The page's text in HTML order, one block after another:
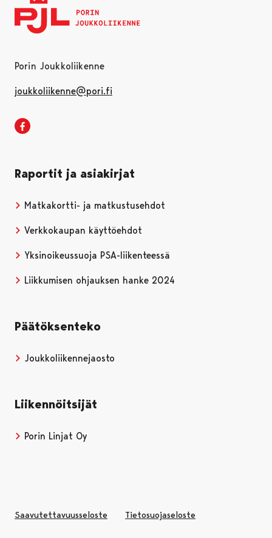
Porin Joukkoliikenne
joukkoliikenne@pori.fi
Raportit ja asiakirjat
Matkakortti- ja matkustusehdot
Verkkokaupan käyttöehdot
Yksinoikeussuoja PSA-liikenteessä
Liikkumisen ohjauksen hanke 2024
Päätöksenteko
Joukkoliikennejaosto
Liikennöitsijät
Porin Linjat Oy
Saavutettavuusseloste Avautuu uudessa välilehdessä
Tietosuojaseloste